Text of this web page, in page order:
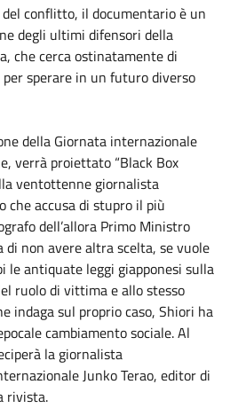
del conflitto, il documentario è un
degli ultimi difensori della
che cerca ostinatamente di
sperare in un futuro diverso
della Giornata internazionale
verrà proiettato “Black Box
ventottenne giornalista
che accusa di stupro il più
dell’allora Primo Ministro
di non avere altra scelta, se vuole
le antiquate leggi giapponesi sulla
ruolo di vittima e allo stesso
indaga sul proprio caso, Shiori ha
cambiamento sociale. Al
la giornalista
Junko Terao, editor di
rivista.